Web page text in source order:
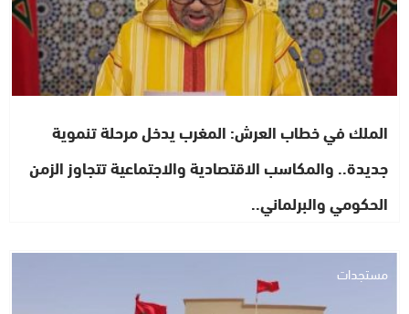
الملك في خطاب العرش: المغرب يدخل مرحلة تنموية
جديدة.. والمكاسب الاقتصادية والاجتماعية تتجاوز الزمن
الحكومي والبرلماني..
مستجدات